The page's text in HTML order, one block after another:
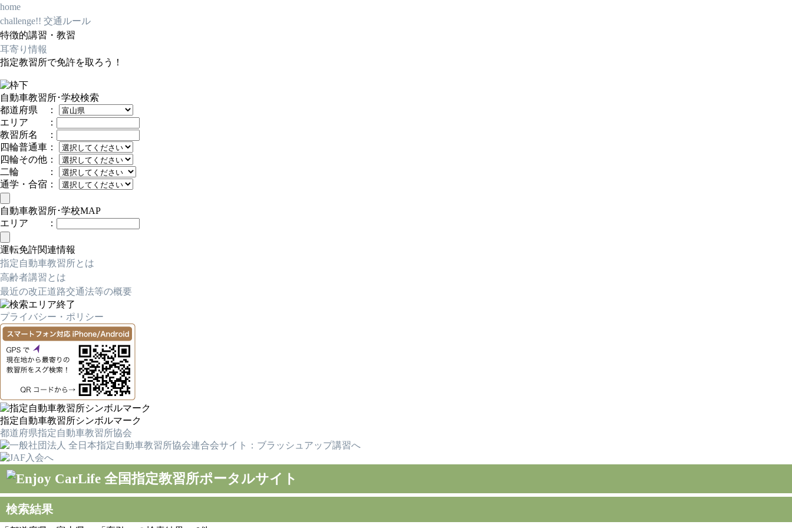
home
challenge!! 交通ルール
特徴的講習・教習
耳寄り情報
指定教習所で免許を取ろう！
自動車教習所･学校検索
都道府県 ：
エリア ：
教習所名 ：
四輪普通車：
四輪その他：
二輪 ：
通学・合宿：
自動車教習所･学校MAP
エリア ：
運転免許関連情報
指定自動車教習所とは
高齢者講習とは
最近の改正道路交通法等の概要
プライバシー・ポリシー
指定自動車教習所シンボルマーク
都道府県指定自動車教習所協会
検索結果